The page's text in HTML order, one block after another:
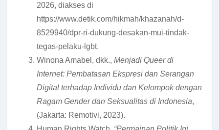
2026, diakses di
https://www.detik.com/hikmah/khazanah/d-
8529940/dpr-ri-dukung-desakan-mui-tindak-
tegas-pelaku-lgbt.
Winona Amabel, dkk., Menjadi Queer di
Internet: Pembatasan Ekspresi dan Serangan
Digital terhadap Individu dan Kelompok dengan
Ragam Gender dan Seksualitas di Indonesia,
(Jakarta: Remotivi, 2023).